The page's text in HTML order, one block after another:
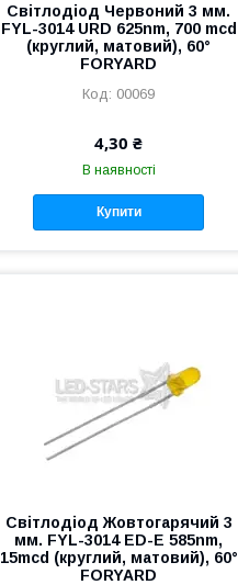
Світлодіод Червоний 3 мм.
FYL-3014 URD 625nm, 700 mcd
(круглий, матовий), 60°
FORYARD
00069
4,30 ₴
В наявності
Купити
Світлодіод Жовтогарячий 3
мм. FYL-3014 ED-E 585nm,
15mcd (круглий, матовий), 60°
FORYARD